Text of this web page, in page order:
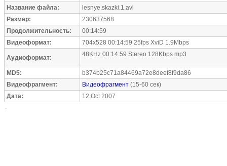
Название файла:
lesnye.skazki.1.avi
Размер:
230637568
Продолжительность:
00:14:59
Видеоформат:
704x528 00:14:59 25fps XviD 1.9Mbps
Аудиоформат: 48KHz 00:14:59 Stereo 128Kbps mp3
MD5:
b374b25c71a84469a72e8deef8f9da86
Видеофрагмент:
Видеофрагмент (15-60 сек)
Дата:
12 Oct 2007